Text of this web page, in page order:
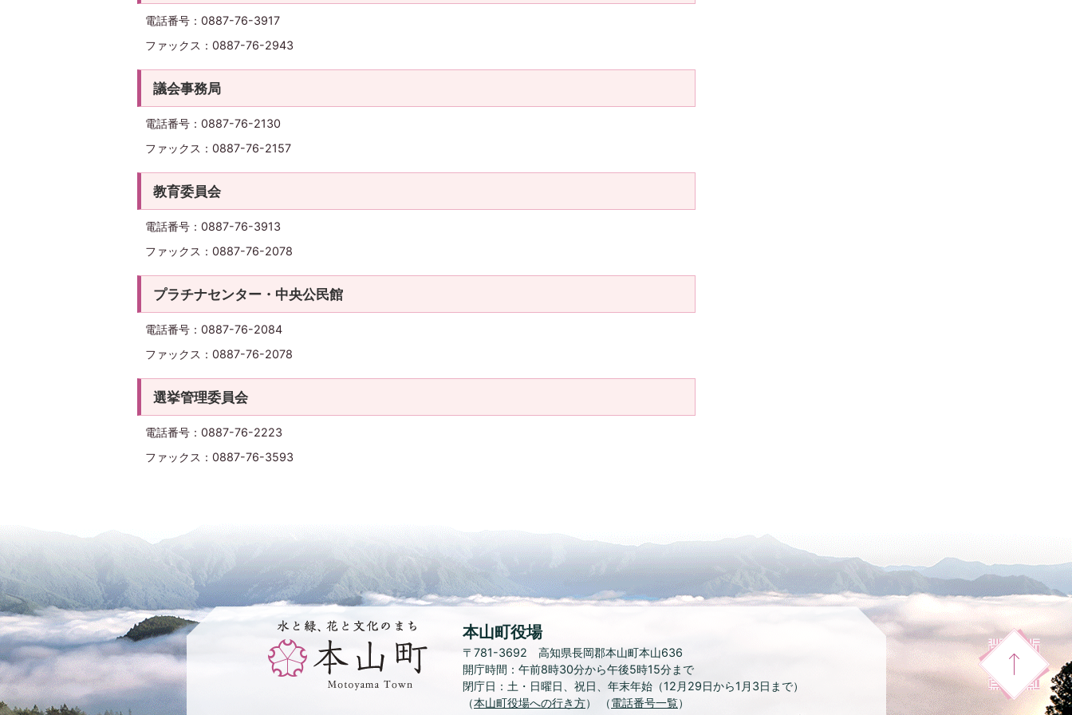
電話番号：0887-76-3917
ファックス：0887-76-2943
議会事務局
電話番号：0887-76-2130
ファックス：0887-76-2157
教育委員会
電話番号：0887-76-3913
ファックス：0887-76-2078
プラチナセンター・中央公民館
電話番号：0887-76-2084
ファックス：0887-76-2078
選挙管理委員会
電話番号：0887-76-2223
ファックス：0887-76-3593
水
と
緑、
花
と
文
本山町役場
〒781-3692 高知県長岡郡本山町本山636
開庁時間：午前8時30分から午後5時15分まで
閉庁日：土・日曜日、祝日
年末年始（12月29日から1月3日まで）
（本山町役場への行き方） （電話番号一覧）